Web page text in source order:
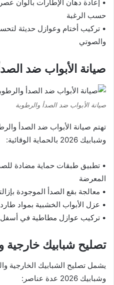
• إعادة دهان الإطارات بألوان
حسب الرغبة
• تركيب أختام وعوازل حديثة
والصوتي
صيانة الأبواب ضد
صيانة الأبواب ضد الصدأ والرطوبة
تهتم صيانة الأبواب ضد الصدأ
وشبابيك 2026 بالحماية الوقائية:
• تطبيق طبقات حماية مضادة
المعرضة
• معالجة بقع الصدأ الموجودة
• عزل الأبواب الخشبية بمواد
• تركيب عوازل مطاطية في أسفل
تصليح شبابيك خارجية
يشمل تصليح الشبابيك الخارجية
وشبابيك 2026 عدة عناصر: